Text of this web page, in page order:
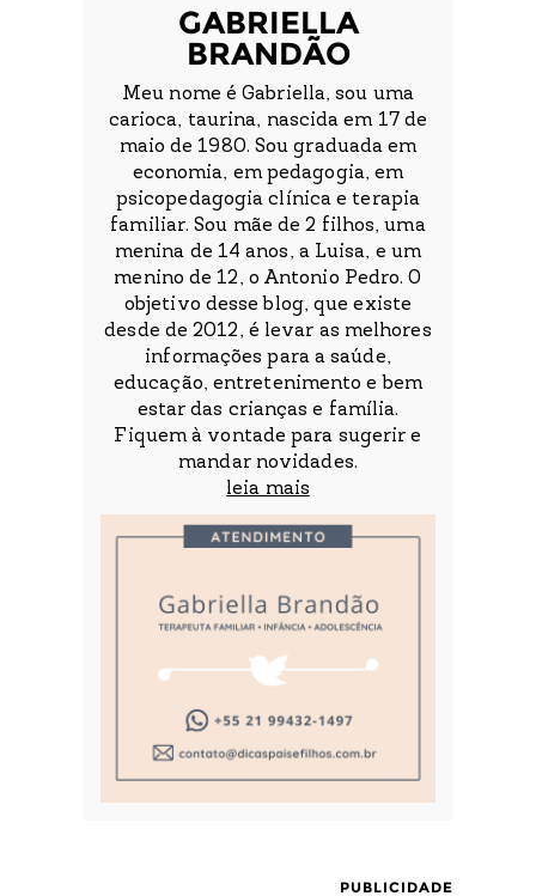
GABRIELLA
BRANDÃO
Meu nome é Gabriella, sou uma
carioca, taurina, nascida em 17 de
maio de 1980. Sou graduada em
economia, em pedagogia, em
psicopedagogia clínica e terapia
familiar. Sou mãe de 2 filhos, uma
menina de 14 anos, a Luisa, e um
menino de 12, o Antonio Pedro. O
objetivo desse blog, que existe
desde de 2012, é levar as melhores
informações para a saúde,
educação, entretenimento e bem
estar das crianças e família.
Fiquem à vontade para sugerir e
mandar novidades.
leia mais
PUBLICIDADE